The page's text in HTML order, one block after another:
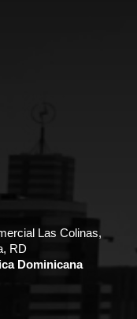
Las Colinas,
RD
Dominicana